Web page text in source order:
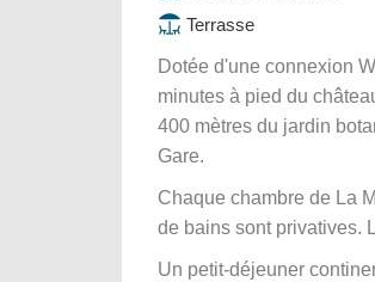
Terrasse
Dotée d'une connexion
minutes à pied du
400 mètres du jardin
Gare.
Chaque chambre de La
de bains sont privatives.
Un petit-déjeuner